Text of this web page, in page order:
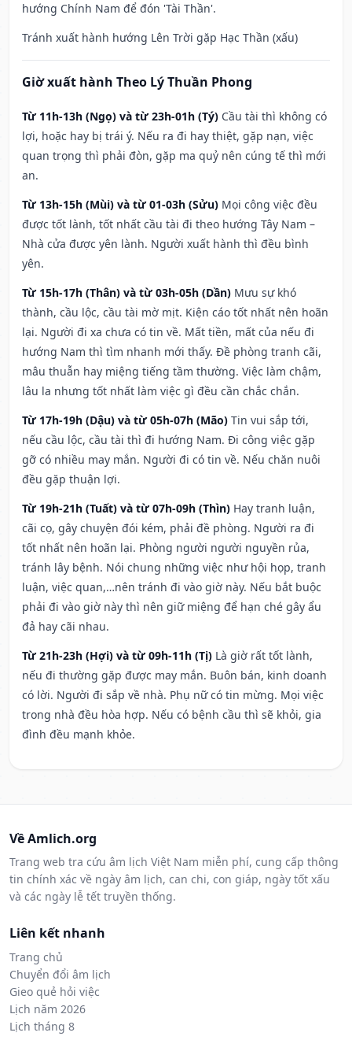
hướng Chính Nam để đón 'Tài Thần'.
Tránh xuất hành hướng Lên Trời gặp Hạc Thần (xấu)
Giờ xuất hành Theo Lý Thuần Phong
Từ 11h-13h (Ngọ) và từ 23h-01h (Tý) Cầu tài thì không có
lợi, hoặc hay bị trái ý. Nếu ra đi hay thiệt, gặp nạn, việc
quan trọng thì phải đòn, gặp ma quỷ nên cúng tế thì mới
an.
Từ 13h-15h (Mùi) và từ 01-03h (Sửu) Mọi công việc đều
được tốt lành, tốt nhất cầu tài đi theo hướng Tây Nam –
Nhà cửa được yên lành. Người xuất hành thì đều bình
yên.
Từ 15h-17h (Thân) và từ 03h-05h (Dần) Mưu sự khó
thành, cầu lộc, cầu tài mờ mịt. Kiện cáo tốt nhất nên hoãn
lại. Người đi xa chưa có tin về. Mất tiền, mất của nếu đi
hướng Nam thì tìm nhanh mới thấy. Đề phòng tranh cãi,
mâu thuẫn hay miệng tiếng tầm thường. Việc làm chậm,
lâu la nhưng tốt nhất làm việc gì đều cần chắc chắn.
Từ 17h-19h (Dậu) và từ 05h-07h (Mão) Tin vui sắp tới,
nếu cầu lộc, cầu tài thì đi hướng Nam. Đi công việc gặp
gỡ có nhiều may mắn. Người đi có tin về. Nếu chăn nuôi
đều gặp thuận lợi.
Từ 19h-21h (Tuất) và từ 07h-09h (Thìn) Hay tranh luận,
cãi cọ, gây chuyện đói kém, phải đề phòng. Người ra đi
tốt nhất nên hoãn lại. Phòng người người nguyền rủa,
tránh lây bệnh. Nói chung những việc như hội họp, tranh
luận, việc quan,…nên tránh đi vào giờ này. Nếu bắt buộc
phải đi vào giờ này thì nên giữ miệng để hạn ché gây ẩu
đả hay cãi nhau.
Từ 21h-23h (Hợi) và từ 09h-11h (Tị) Là giờ rất tốt lành,
nếu đi thường gặp được may mắn. Buôn bán, kinh doanh
có lời. Người đi sắp về nhà. Phụ nữ có tin mừng. Mọi việc
trong nhà đều hòa hợp. Nếu có bệnh cầu thì sẽ khỏi, gia
đình đều mạnh khỏe.
Về Amlich.org
Trang web tra cứu âm lịch Việt Nam miễn phí, cung cấp thông
tin chính xác về ngày âm lịch, can chi, con giáp, ngày tốt xấu
và các ngày lễ tết truyền thống.
Liên kết nhanh
Trang chủ
Chuyển đổi âm lịch
Gieo quẻ hỏi việc
Lịch năm 2026
Lịch tháng 8